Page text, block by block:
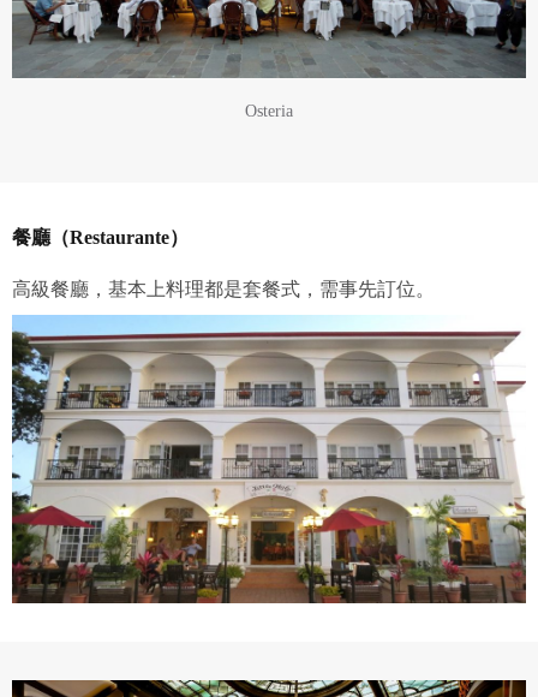
Osteria
餐廳（Restaurante）
高級餐廳，基本上料理都是套餐式，需事先訂位。